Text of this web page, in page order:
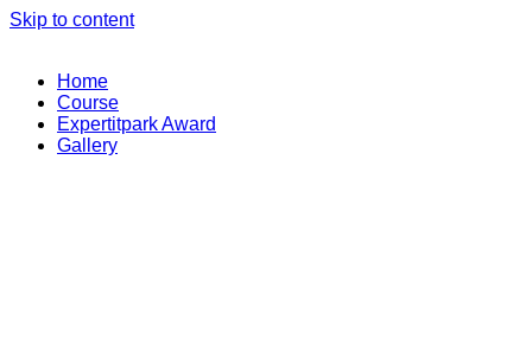
Skip to content
Home
Course
Expertitpark Award
Gallery